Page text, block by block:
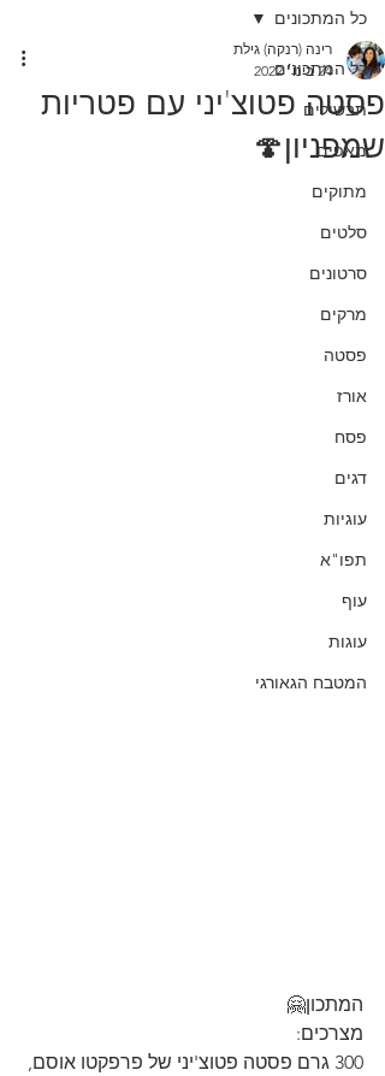
כל המתכונים
תבשילים
מאפים
מתוקים
סלטים
סרטונים
מרקים
פסטה
אורז
פסח
דגים
עוגיות
תפו"א
עוף
עוגות
המטבח הגאורגי
כל המתכונים
פסטה פטוצ'יני עם פטריות
שמפניון🍄
רינה (רנקה) גילת
24 בינו׳ 2022
המתכון🤗
מצרכים:
300 גרם פסטה פטוצ'יני של פרפקטו אוסם,